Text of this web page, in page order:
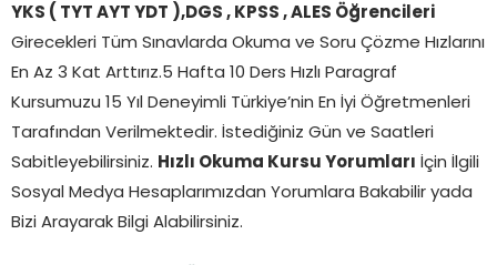
YKS ( TYT AYT YDT ),DGS , KPSS , ALES Öğrencileri
Girecekleri Tüm Sınavlarda Okuma ve Soru Çözme Hızlarını
En Az 3 Kat Arttırız.5 Hafta 10 Ders Hızlı Paragraf
Kursumuzu 15 Yıl Deneyimli Türkiye’nin En İyi Öğretmenleri
Tarafından Verilmektedir. İstediğiniz Gün ve Saatleri
Sabitleyebilirsiniz. Hızlı Okuma Kursu Yorumları
İçin İlgili
Sosyal Medya Hesaplarımızdan Yorumlara Bakabilir yada
Bizi Arayarak Bilgi Alabilirsiniz.